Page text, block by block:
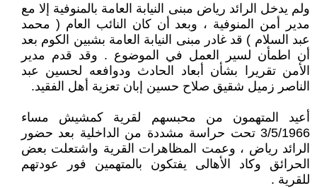
ولم يدخل الرائد رياض مبنى النيابة العامة بالمنوفية إلا مع
مدير أمن المنوفية ، وبعد أن كان النائب العام ( محمد
عبد السلام ) قد غادر مبنى النيابة العامة بشبين الكوم بعد
أن اطمأن لسير العمل في الموضوع . وقد قدم مدير
الأمن تقريرا بشأن أبعاد الحادث ودوافعه لحسين عبد
الناصر زميل شقيق صلاح حسين إبان تعزية أهل الفقيد.
أعيد المتهمون من محبسهم لقرية كمشيش مساء
3/5/1966 تحت حراسة مشددة من الداخلية بعد حضور
الرائد رياض ، وعمت المظاهرات القرية واشتعلت بعض
الحرائق وكاد الأهالى يفتكون بالمتهمين فور عودتهم
للقرية .